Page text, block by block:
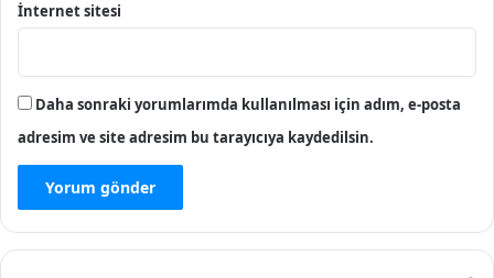
İnternet sitesi
Daha sonraki yorumlarımda kullanılması için adım, e-posta
adresim ve site adresim bu tarayıcıya kaydedilsin.